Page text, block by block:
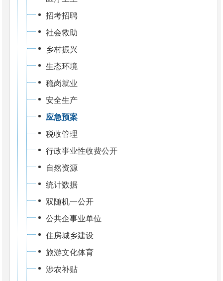
招考招聘
社会救助
乡村振兴
生态环境
稳岗就业
安全生产
应急预案
税收管理
行政事业性收费公开
自然资源
统计数据
双随机一公开
公共企事业单位
住房城乡建设
旅游文化体育
涉农补贴